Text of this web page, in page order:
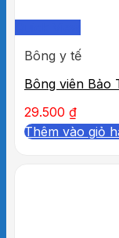
Bông y tế
Bông viên Bảo
29.500 ₫
Thêm vào giỏ